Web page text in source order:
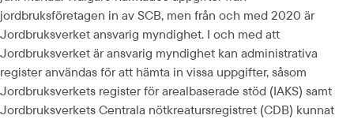
jordbruksföretagen in av SCB, men från och med 2020 är
Jordbruksverket ansvarig myndighet. I och med att
Jordbruksverket är ansvarig myndighet kan administrativa
register användas för att hämta in vissa uppgifter, såsom
Jordbruksverkets register för arealbaserade stöd (IAKS) samt
Jordbruksverkets Centrala nötkreatursregistret (CDB) kunnat